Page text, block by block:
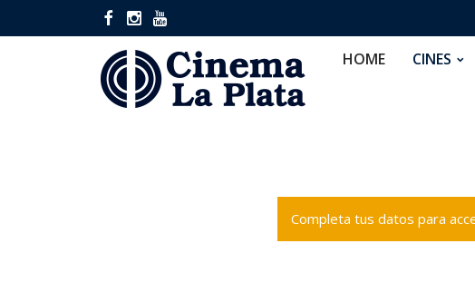
HOME CINES
Completa tus datos para